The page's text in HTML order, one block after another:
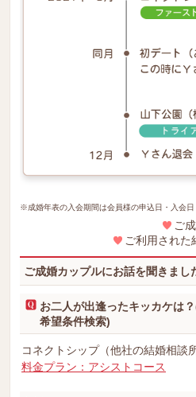
※成婚年表の入会期間は会員様の申込日・入会日
ご
ご利用された
ご成婚カップルにお話を聞きまし
お二人が出逢ったキッカケは
希望条件検索)
コネクトシップ（他社の結婚相談
料金プラン：アシストコース